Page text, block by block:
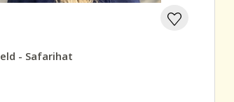
- Safarihat